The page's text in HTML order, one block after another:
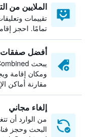
الملايين من
تقييمات
تمامًا. احجز
أفضل صفقات
ومكان إقامة
مقارنة أماكن
إلغاء مجاني
من الوارد أن
البحث وحجز